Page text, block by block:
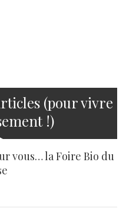
(pour vivre
!)
vous… la Foire Bio du